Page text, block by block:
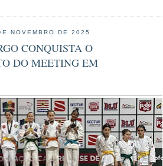
NOVEMBRO DE 2025
CONQUISTA O
DO MEETING EM